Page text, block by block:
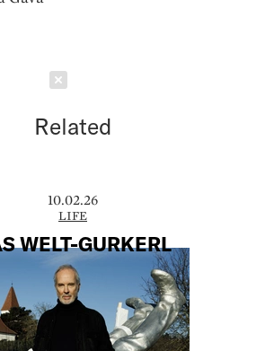
Related
10.02.26
LIFE
WELT-GURKERL